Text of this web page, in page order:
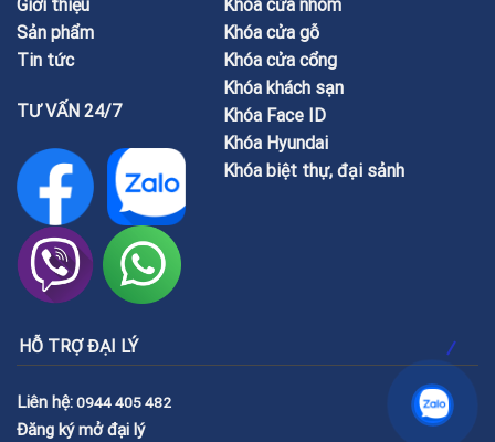
Giới thiệu
Sản phẩm
Tin tức
TƯ VẤN 24/7
Khóa cửa nhôm
Khóa cửa gỗ
Khóa cửa cổng
Khóa khách sạn
Khóa Face ID
Khóa Hyundai
Khóa biệt thự, đại sảnh
HỖ TRỢ ĐẠI LÝ
Liên hệ:0944 405 482
Đăng ký mở đại lý